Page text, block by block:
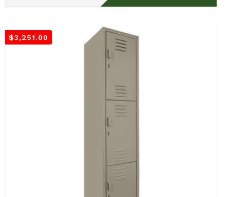
$3,251.00